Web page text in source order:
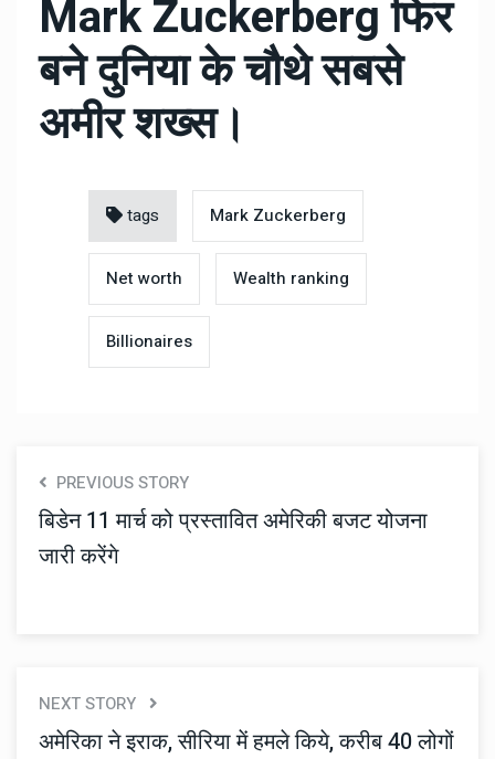
Mark Zuckerberg फिर
बने दुनिया के चौथे सबसे
अमीर शख्स।
tags Mark Zuckerberg
Net worth Wealth ranking
Billionaires
PREVIOUS STORY
बिडेन 11 मार्च को प्रस्तावित अमेरिकी बजट योजना
जारी करेंगे
NEXT STORY
अमेरिका ने इराक, सीरिया में हमले किये, करीब 40 लोगों